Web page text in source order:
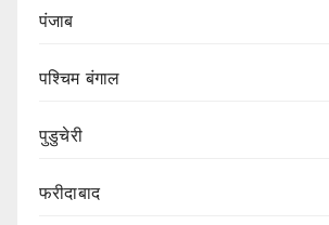
पंजाब
पश्चिम बंगाल
पुडुचेरी
फरीदाबाद